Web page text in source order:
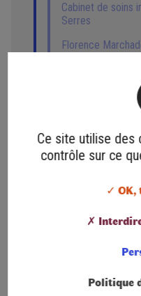
Cabinet de soins
Serres
Florence
Ambulance Vsl
Taxis Charel
Taxi de l'Ormèze
Junique et fils
Sas Direct Secours
Marlène Grange
Ce site utilise des
contrôle sur ce
✓ OK,
✗
Politique